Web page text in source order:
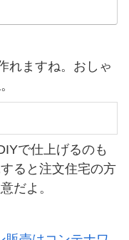
れますね。おしゃ
で仕上げるのも
ると注文住宅の方
だよ。